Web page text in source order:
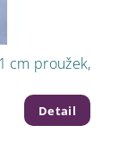
cm proužek,
Detail